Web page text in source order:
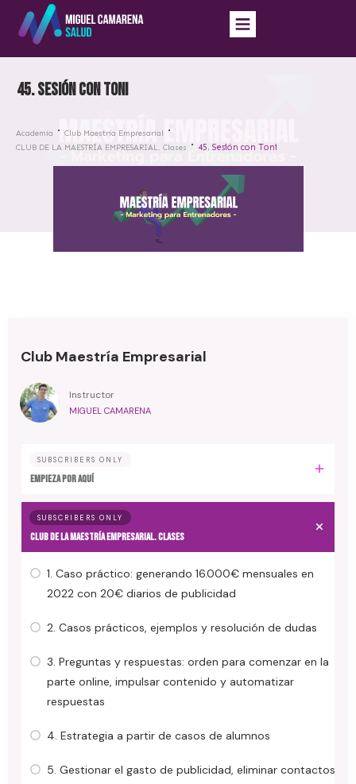
45. Sesión con Toni
Academia
Club Maestría Empresarial
CLUB DE LA MAESTRÍA EMPRESARIAL. Clases
45. Sesión con Toni
Club Maestría Empresarial
Instructor
MIGUEL CAMARENA
SUBSCRIBERS ONLY
EMPIEZA POR AQUÍ
SUBSCRIBERS ONLY
CLUB DE LA MAESTRÍA EMPRESARIAL. Clases
1. Caso práctico: generando 16.000€ mensuales en
2022 con 20€ diarios de publicidad
2. Casos prácticos, ejemplos y resolución de dudas
3. Preguntas y respuestas: orden para comenzar en la
parte online, impulsar contenido y automatizar
respuestas
4. Estrategia a partir de casos de alumnos
5. Gestionar el gasto de publicidad, eliminar contactos